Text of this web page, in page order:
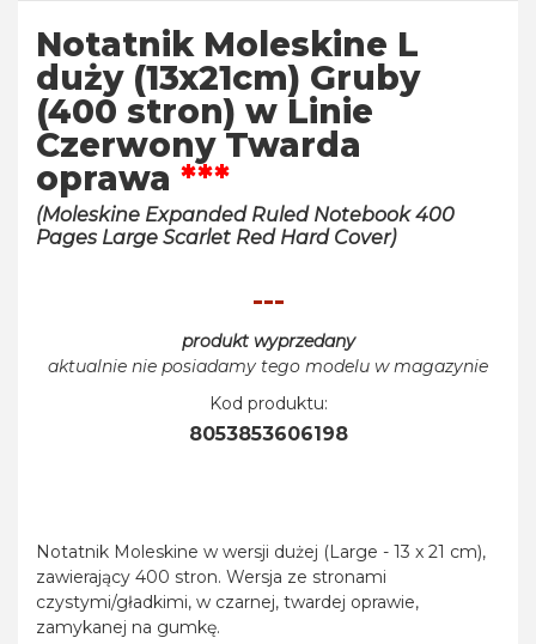
Notatnik Moleskine L
duży (13x21cm) Gruby
(400 stron) w Linie
Czerwony Twarda
oprawa ***
(Moleskine Expanded Ruled Notebook 400
Pages Large Scarlet Red Hard Cover)
---
produkt wyprzedany
aktualnie nie posiadamy tego modelu w magazynie
Kod produktu:
8053853606198
Notatnik Moleskine w wersji dużej (Large - 13 x 21 cm),
zawierający 400 stron. Wersja ze stronami
czystymi/gładkimi, w czarnej, twardej oprawie,
zamykanej na gumkę.